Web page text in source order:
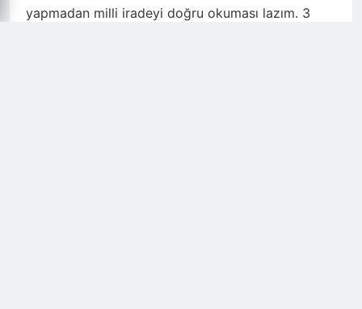
yapmadan milli iradeyi doğru okuması lazım. 3